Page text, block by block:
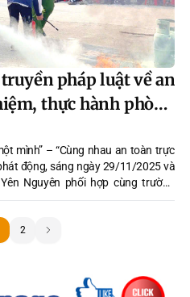
pháp luật về an
thực hành phòng
mình” – “Cùng nhau an toàn trực
động, sáng ngày 29/11/2025 và
Nguyên phối hợp cùng trường
THCS Yên Nguyên tổ chức chương
ninh mạng chuyên đề "Hiểm họa từ
tránh lửa đảo, bắt cóc trực tuyến";
hành phòng cháy, chữa cháy.
2